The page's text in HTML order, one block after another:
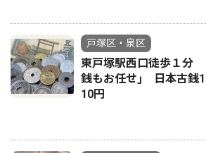
戸塚区・泉区
東戸塚駅西口徒歩１分
銭もお任せ｣ 日本古銭
10円